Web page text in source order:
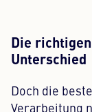
Die
Unterschied
Doch die